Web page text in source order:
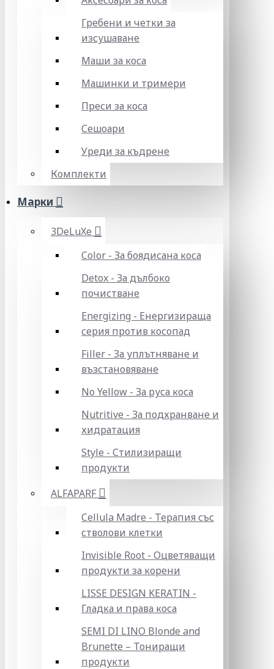
Гребени и четки за
изсушаване
Маши за коса
Машинки и тримери
Преси за коса
Сешоари
Уреди за къдрене
Комплекти
Марки
3DeLuXe
Color - За боядисана коса
Detox - За дълбоко
почистване
Energizing - Енергизираща
серия против косопад
Filler - За уплътняване и
възстановяване
No Yellow - За руса коса
Nutritive - За подхранване и
хидратация
Style - Стилизиращи
продукти
ALFAPARF
Cellula Madre - Терапия със
стволови клетки
Invisible Root - Оцветяващи
продукти за корени
LISSE DESIGN KERATIN -
Гладка и права коса
SEMI DI LINO Blonde and
Brunette – Тониращи
продукти